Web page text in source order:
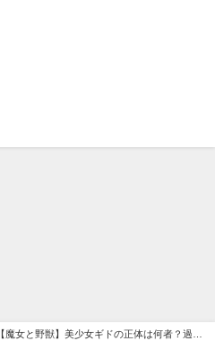
【魔女と野獣】美少女ギドの正体は何者？過去